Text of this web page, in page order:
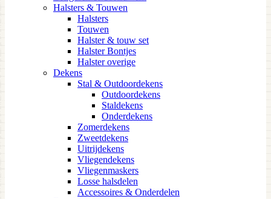
Halsters & Touwen
Halsters
Touwen
Halster & touw set
Halster Bontjes
Halster overige
Dekens
Stal & Outdoordekens
Outdoordekens
Staldekens
Onderdekens
Zomerdekens
Zweetdekens
Uitrijdekens
Vliegendekens
Vliegenmaskers
Losse halsdelen
Accessoires & Onderdelen